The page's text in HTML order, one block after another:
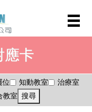
應卡
位 知動教室
治療室
教室 搜尋